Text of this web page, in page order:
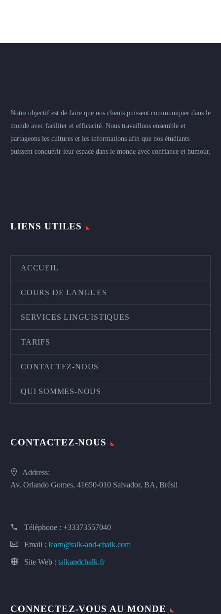
Notre objectif est de faire que nos clients puissent communiquer dans le
monde avec faciliter et efficacité. Nous travaillons ensemble et
partageons les cultures et les informations afin que nos étudiants
puissent conquérir leur espace dans le monde avec confiance et humour.
LIENS UTILES
ACCUEIL
COURS DE LANGUES
SERVICES LINGUISTIQUES
TARIFS
CONTACTEZ-NOUS
QUI SOMMES-NOUS
CONTACTEZ-NOUS
Address:
Av. Orlando Gomes, 41650-010 Salvador, BA, Brésil
Téléphone : +33373557040
Email : learn@talk-and-chalk.com
Site Web : talkandchalk.fr
CONNECTEZ-VOUS AU MONDE